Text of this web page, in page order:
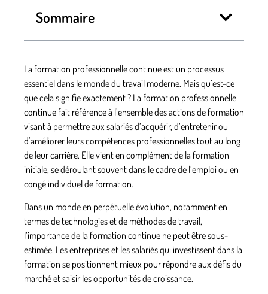
Sommaire
La formation professionnelle continueest un processus
essentiel dans le monde du travail moderne. Mais qu’est-ce
que cela signifie exactement ? La formation professionnelle
continue fait référence à l’ensemble des actions de formation
visant à permettre aux salariés d’acquérir, d’entretenir ou
d’améliorer leurs compétences professionnelles tout au long
de leur carrière. Elle vient en complément de la formation
initiale, se déroulant souvent dans le cadre de l’emploi ou en
congé individuel de formation.
Dans un monde en perpétuelle évolution, notamment en
termes de technologies et de méthodes de travail,
l’importance de la formation continue ne peut être sous-
estimée. Les entreprises et les salariés qui investissent dans la
formation se positionnent mieux pour répondre aux défis du
marché et saisir les opportunités de croissance.